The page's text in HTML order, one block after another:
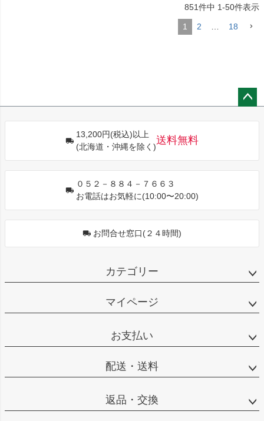
851件中 1-50件表示
1 2 18
13,200円(税込)以上
(北海道・沖縄を除く)
送料無料
０５２－８８４－７６６３
お電話はお気軽に(10:00〜20:00)
お問合せ窓口(２４時間)
カテゴリー
マイページ
お支払い
配送・送料
返品・交換